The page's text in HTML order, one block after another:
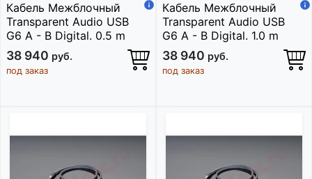
Кабель Межблочный
Transparent Audio USB
G6 A - B Digital. 0.5 m
38 940 руб.
под заказ
Кабель Межблочный
Transparent Audio USB
G6 A - B Digital. 1.0 m
38 940 руб.
под заказ